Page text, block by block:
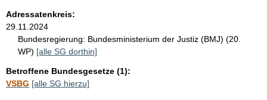
Adressatenkreis:
29.11.2024
Bundesregierung: Bundesministerium der Justiz (BMJ) (20.
WP) [alle SG dorthin]
Betroffene Bundesgesetze (1):
VSBG [alle SG hierzu]